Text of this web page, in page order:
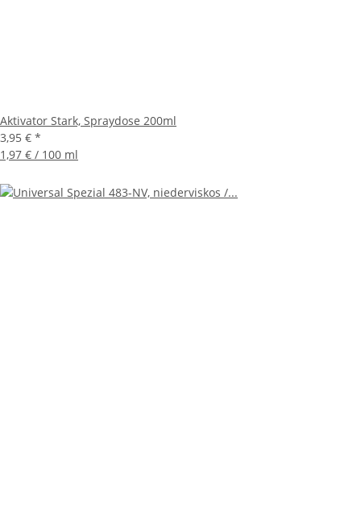
Aktivator Stark, Spraydose 200ml
3,95 € *
1,97 € / 100 ml